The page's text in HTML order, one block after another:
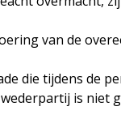
van de
die tijdens de
is niet